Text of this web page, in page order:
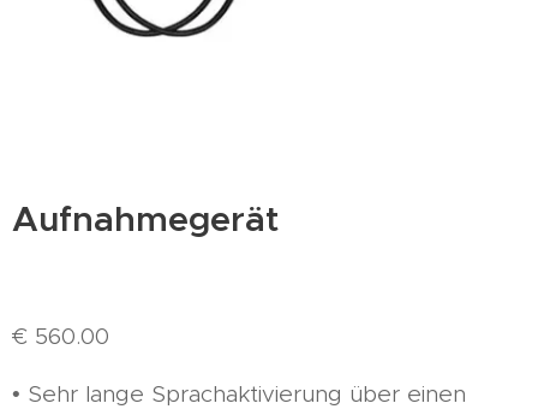
Aufnahmegerät
€ 560.00
• Sehr lange Sprachaktivierung über einen